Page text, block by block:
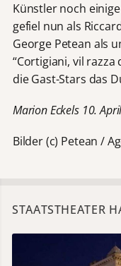
Künstler noch
gefiel nun als
George Petean als
“Cortigiani, vil razza
die Gast-Stars das
Marion Eckels 10.
Bilder (c) Petean /
STAATSTHEATER